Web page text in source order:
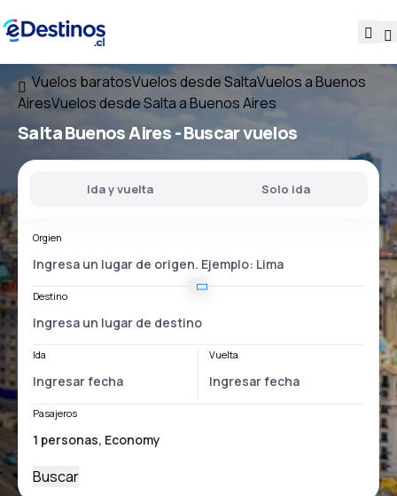
Vuelos baratosVuelos desde SaltaVuelos a Buenos
AiresVuelos desde Salta a Buenos Aires
Salta Buenos Aires- Buscar vuelos
Ida y vuelta Solo ida
Orgien
Destino
Ida Vuelta
Pasajeros
Buscar